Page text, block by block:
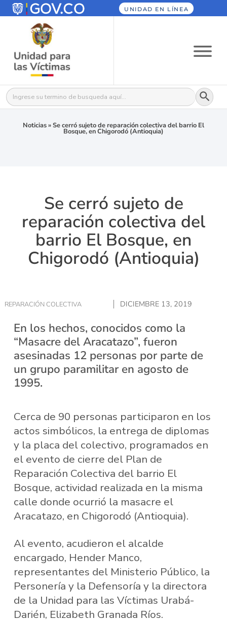
UNIDAD EN LÍNEA
Buscar: Botón
Noticias»Se cerró sujeto de reparación colectiva del barrio El
Bosque, en Chigorodó (Antioquia)
Se cerró sujeto de
reparación colectiva del
barrio El Bosque, en
Chigorodó (Antioquia)
REPARACIÓN COLECTIVA DICIEMBRE 13, 2019
En los hechos, conocidos como la
“Masacre del Aracatazo”, fueron
asesinadas 12 personas por parte de
un grupo paramilitar en agosto de
1995.
Cerca de 90 personas participaron en los
actos simbólicos, la entrega de diplomas
y la placa del colectivo, programados en
el evento de cierre del Plan de
Reparación Colectiva del barrio El
Bosque, actividad realizada en la misma
calle donde ocurrió la masacre el
Aracatazo, en Chigorodó (Antioquia).
Al evento, acudieron el alcalde
encargado, Hender Manco,
representantes del Ministerio Público, la
Personería y la Defensoría y la directora
de la Unidad para las Víctimas Urabá-
Darién, Elizabeth Granada Ríos.